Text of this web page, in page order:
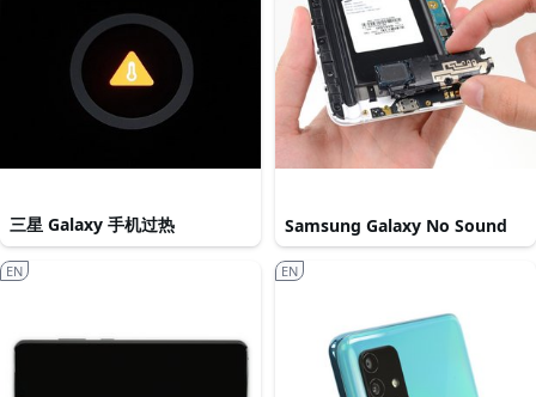
三星 Galaxy 手机过热 Samsung Galaxy No Sound
EN EN